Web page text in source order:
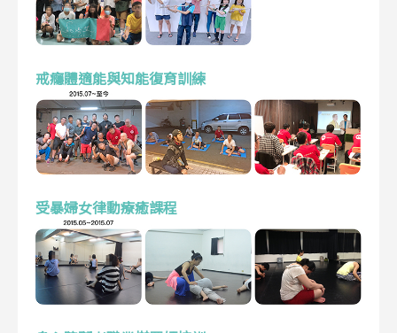
戒癮體適能與知能復育訓練
受暴婦女律動療癒課程